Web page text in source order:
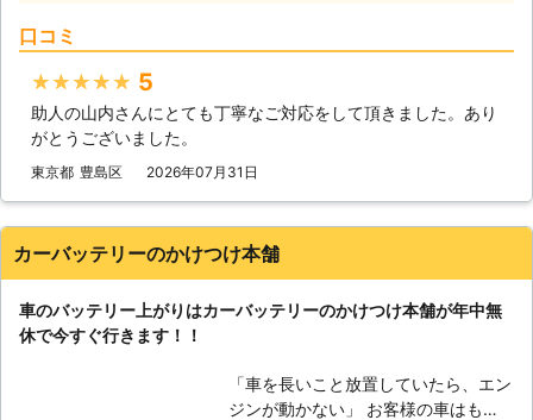
ッテリーに関するお悩みがありました
にも「救急」とありますように、緊急
いち早くお助けしたいという気持ちが
っておりますので、バッテリー上がり
お問い合わせください。
口コミ
★★★★★ 5
助人の山内さんにとても丁寧なご対応をして頂きました。あり
がとうございました。
東京都 豊島区 2026年07月31日
カーバッテリーのかけつけ本舗
車のバッテリー上がりはカーバッテリーのかけつけ本舗が年中無
休で今すぐ行きます！！
「車を長いこと放置していたら、エン
ジンが動かない」 お客様の車はもし